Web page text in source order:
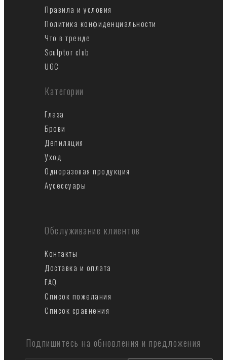
Категории
Глаза
Брови
Депиляция
Уход
Одноразовая продукция
Аусеccуары
Обслуживание клиентов
Контакты
Доставка и оплата
FAQ
Список пожелания
Список сравнения
Правила и условия
Политика конфиденциальности
Что в тренде
Sculptor club
UGC
Подпишитесь на обновления и предложения